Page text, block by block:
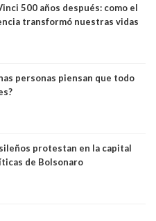
500 años después: como el
transformó nuestras vidas
personas piensan que todo
protestan en la capital
de Bolsonaro